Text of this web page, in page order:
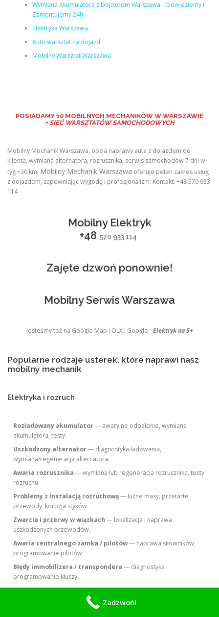
Wymiana Akumulatora z Dojazdem Warszawa – Dowieziemy i
Zamontujemy 24h
Elektryka Warszawa
Auto warsztat na dojazd
Mobilny Warsztat Warszawa
POSIADAMY 10 MOBILNYCH MECHANIKÓW W WARSZAWIE
+ SIEĆ WARSZTATÓW SAMOCHODOWYCH
Mobilny Mechanik Warszawa, opcja naprawy auta z dojazdem do
klienta, wymiana alternatora, rozrusznika, serwis samochodów 7 dni w
tyg +30 km, Mobilny Mechanik Warszawa oferuje pełen zakres usług
z dojazdem, zapewniając wygodę i profesjonalizm. Kontakt: +48 570 933
114
Mobilny Elektryk
+48 570 933 114
Zajęte dzwoń ponownie!
Mobilny Serwis Warszawa
Jesteśmy też na Google Map i OLX i Google -Elektryk na 5+
Popularne rodzaje usterek, które naprawi nasz
mobilny mechanik
Elektryka i rozruch
Rozładowany akumulator— awaryjne odpalenie, wymiana
akumulatora, testy.
Uszkodzony alternator— diagnostyka ładowania,
wymiana/regeneracja alternatora.
Awaria rozrusznika — wymiana lub regeneracja rozrusznika, testy
rozruchu.
Problemy z instalacją rozruchową— luźne masy, przetarte
przewody, korozja styków.
Zwarcia i przerwy w wiązkach — lokalizacja i naprawa
uszkodzonych przewodów.
Awaria centralnego zamka / pilotów— naprawa siłowników,
programowanie pilotów.
Błędy immobilizera / transpondera — diagnostyka i
programowanie kluczy.
Diagnostyka i elektronika
Zadzwoń!